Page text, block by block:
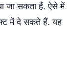
जा सकता हैं. ऐसे में
में दे सकते हैं. यह